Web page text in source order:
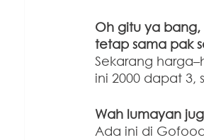
Oh gitu ya bang,
tetap sama pak
Sekarang
ini 2000 dapat 3,
Wah lumayan
Ada ini di